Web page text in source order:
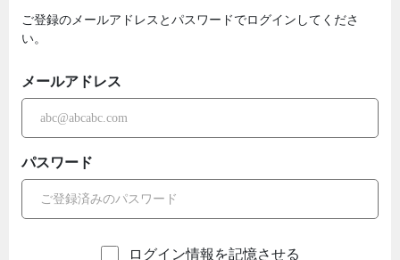
ご登録のメールアドレスとパスワードでログインしてくださ
い。
メールアドレス
パスワード
ログイン情報を記憶させる